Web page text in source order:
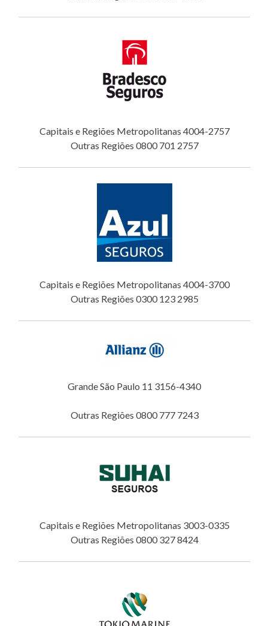
Capitais e Regiões Metropolitanas 4004-2757
Outras Regiões 0800 701 2757
Capitais e Regiões Metropolitanas 4004-3700
Outras Regiões 0300 123 2985
Grande São Paulo 11 3156-4340
Outras Regiões 0800 777 7243
Capitais e Regiões Metropolitanas 3003-0335
Outras Regiões 0800 327 8424